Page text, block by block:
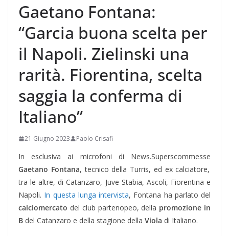
Gaetano Fontana:
“Garcia buona scelta per
il Napoli. Zielinski una
rarità. Fiorentina, scelta
saggia la conferma di
Italiano”
21 Giugno 2023 Paolo Crisafi
In esclusiva ai microfoni di News.Superscommesse
Gaetano Fontana, tecnico della Turris, ed ex calciatore,
tra le altre, di Catanzaro, Juve Stabia, Ascoli, Fiorentina e
Napoli. In questa lunga intervista, Fontana ha parlato del
calciomercato del club partenopeo, della promozione in
B del Catanzaro e della stagione della Viola di Italiano.